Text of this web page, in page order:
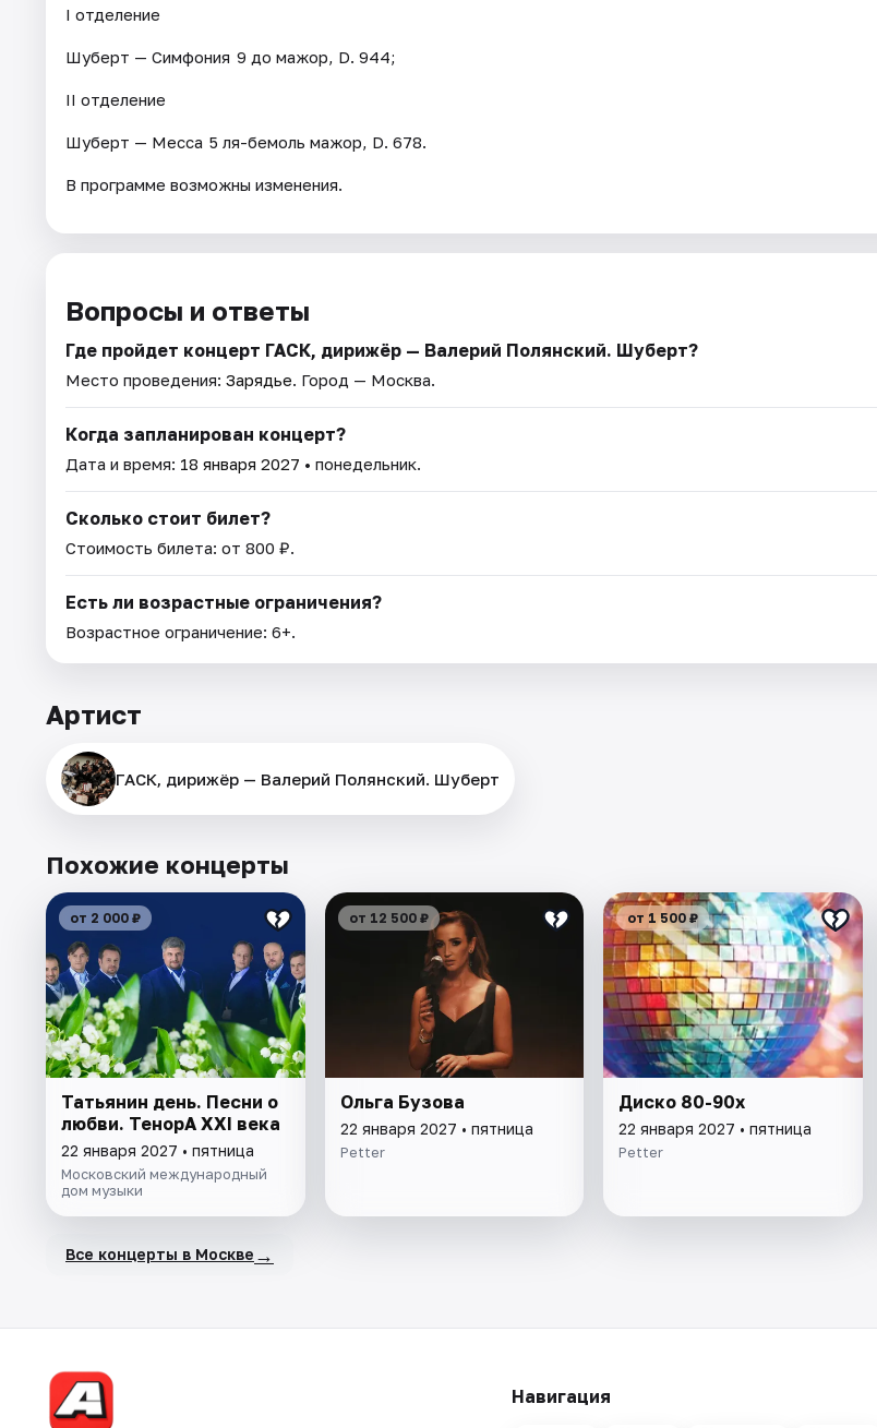
I отделение
Шуберт — Симфония 9 до мажор, D. 944;
II отделение
Шуберт — Месса 5 ля-бемоль мажор, D. 678.
В программе возможны изменения.
Вопросы и ответы
Где пройдет концерт ГАСК, дирижёр — Валерий Полянский. Шуберт?
Место проведения: Зарядье. Город — Москва.
Когда запланирован концерт?
Дата и время: 18 января 2027 • понедельник.
Сколько стоит билет?
Стоимость билета: от 800 ₽.
Есть ли возрастные ограничения?
Возрастное ограничение: 6+.
Артист
ГАСК, дирижёр — Валерий Полянский. Шуберт
Похожие концерты
от 2 000 ₽
Татьянин день. Песни о
любви. ТенорА XXI века
22 января 2027 • пятница
Московский международный
дом музыки
от 12 500 ₽
Ольга Бузова
22 января 2027 • пятница
Petter
от 1 500 ₽
Диско 80-90х
22 января 2027 • пятница
Petter
Все концерты в Москве →
Навигация